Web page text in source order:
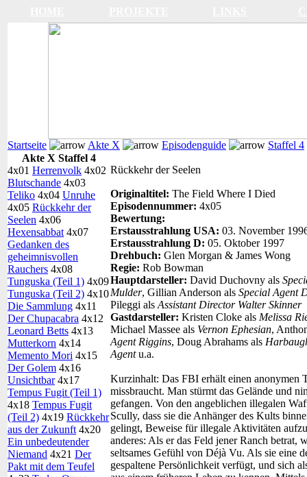
Startseite Akte X Episodenguide
Staffel 4
Akte X Staffel 4
4x01 Herrenvolk 4x02
Blutschande 4x03
Teliko 4x04 Unruhe
4x05 Rückkehr der
Seelen 4x06
Hexensabbat 4x07
Gedanken des
geheimnisvollen
Rauchers 4x08
Tunguska (Teil 1) 4x09
Tunguska (Teil 2) 4x10
Die Sammlung 4x11
Der Chupacabra 4x12
Leonard Betts 4x13
Mutterkorn 4x14
Memento Mori 4x15
Der Golem 4x16
Unsichtbar4x17
Tempus Fugit (Teil 1)
4x18 Tempus Fugit
(Teil 2) 4x19 Rückkehr
aus der Zukunft 4x20
Ein unbedeutender
Niemand 4x21 Der
Pakt mit dem Teufel
Rückkehr der Seelen
Originaltitel: The Field Where I Died
Episodennummer: 4x05
Bewertung:
Erstausstrahlung USA: 03. November
Erstausstrahlung D: 05. Oktober 1997
Drehbuch: Glen Morgan & James Wong
Regie: Rob Bowman
Hauptdarsteller: David Duchovny als
Mulder, Gillian Anderson als Special Agent
Pileggi als Assistant Director Walter Skinner
Gastdarsteller: Kristen Cloke als Melissa
Michael Massee als Vernon Ephesian,
Agent Riggins, Doug Abrahams als
Agentu.a.
Kurzinhalt: Das FBI erhält einen anonymen
missbraucht. Man stürmt das Gelände und
gefangen. Von den angeblichen illegalen
Scully, dass sie die Anhänger des Kults
gelingt, Beweise für illegale Aktivitäten
anderes: Als er das Feld jener Ranch
seltsames Gefühl von Déjà Vu. Als sie eine
gespaltene Persönlichkeit verfügt, und sich